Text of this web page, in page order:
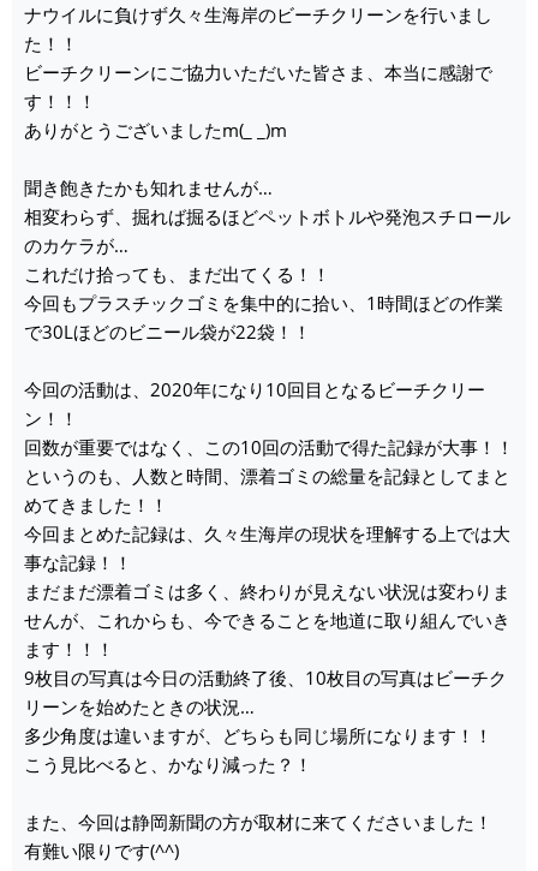
ナウイルに負けず久々生海岸のビーチクリーンを行いまし
た！！
ビーチクリーンにご協力いただいた皆さま、本当に感謝で
す！！！
ありがとうございましたm(_ _)m
聞き飽きたかも知れませんが…
相変わらず、掘れば掘るほどペットボトルや発泡スチロール
のカケラが…
これだけ拾っても、まだ出てくる！！
今回もプラスチックゴミを集中的に拾い、1時間ほどの作業
で30Lほどのビニール袋が22袋！！
今回の活動は、2020年になり10回目となるビーチクリー
ン！！
回数が重要ではなく、この10回の活動で得た記録が大事！！
というのも、人数と時間、漂着ゴミの総量を記録としてまと
めてきました！！
今回まとめた記録は、久々生海岸の現状を理解する上では大
事な記録！！
まだまだ漂着ゴミは多く、終わりが見えない状況は変わりま
せんが、これからも、今できることを地道に取り組んでいき
ます！！！
9枚目の写真は今日の活動終了後、10枚目の写真はビーチク
リーンを始めたときの状況…
多少角度は違いますが、どちらも同じ場所になります！！
こう見比べると、かなり減った？！
また、今回は静岡新聞の方が取材に来てくださいました！
有難い限りです(^^)